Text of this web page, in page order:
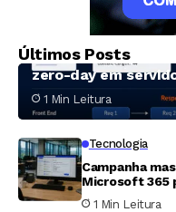
Últimos Posts
Tecnologia
Sistema de
técnicas inéditas
zero-day em
1 Min Leitura
Tecnologia
Campanha
Microsoft 365
folha de
1 Min Leitura